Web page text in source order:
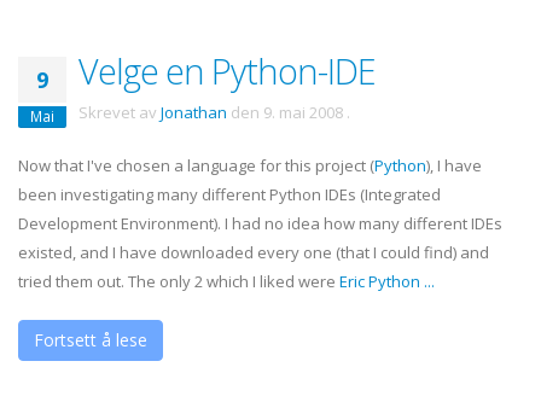
9
Mai
Velge en Python-IDE
Skrevet av Jonathan den 9. mai 2008 .
Now that I've chosen a language for this project (Python), I have
been investigating many different Python IDEs (Integrated
Development Environment). I had no idea how many different IDEs
existed, and I have downloaded every one (that I could find) and
tried them out. The only 2 which I liked were Eric Python ...
Fortsett å lese